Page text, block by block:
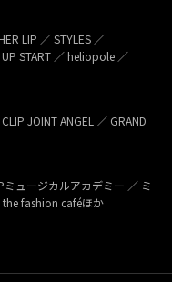
LIP ／ STYLES ／
UP START ／ heliopole ／
JOINT ANGEL ／ GRAND
ュージカルアカデミー ／ ミ
the fashion caféほか